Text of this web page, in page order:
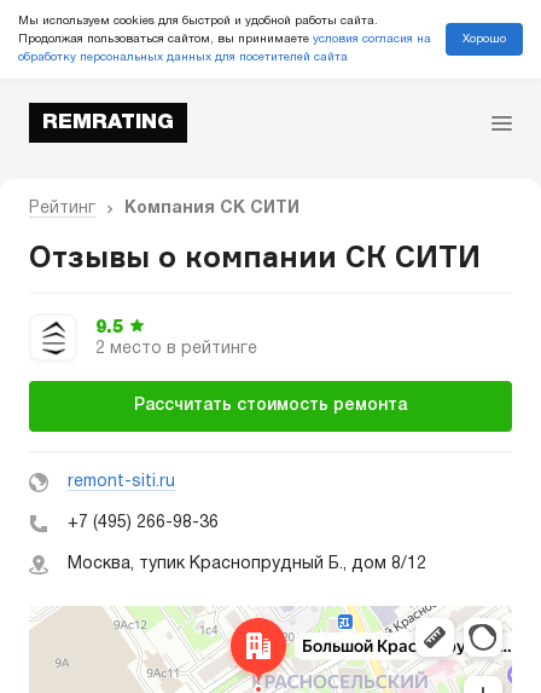
Мы используем cookies для быстрой и удобной работы сайта.
Продолжая пользоваться сайтом, вы принимаете условия согласия на
обработку персональных данных для посетителей сайта
Хорошо
REMRATING
Рейтинг Компания СК СИТИ
Отзывы о компании СК СИТИ
9.5
2 место в рейтинге
Рассчитать стоимость ремонта
remont-siti.ru
+7 (495) 266-98-36
Москва, тупик Краснопрудный Б., дом 8/12